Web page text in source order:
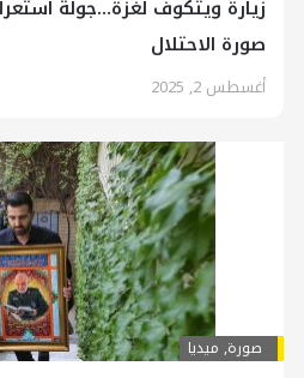
زیارة ويتكوف لغزة…جولة
صورة الاحتلال
أغسطس 2, 2025
صورة, ميديا